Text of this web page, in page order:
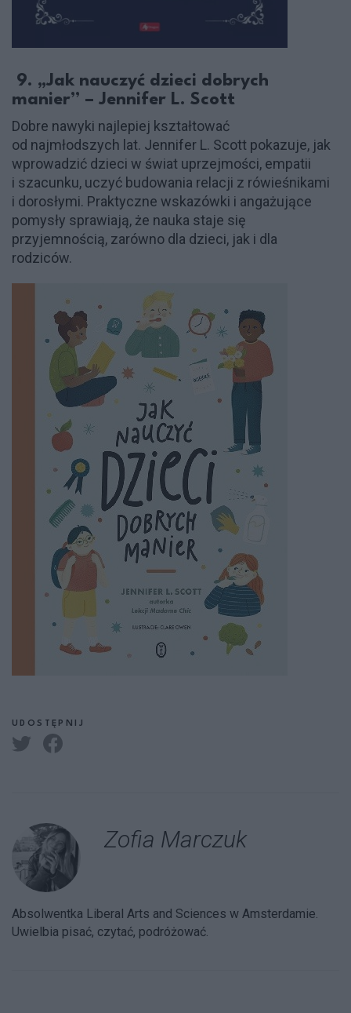
9. „Jak nauczyć dzieci dobrych
manier” – Jennifer L. Scott
Dobre nawyki najlepiej kształtować
od najmłodszych lat. Jennifer L. Scott pokazuje, jak
wprowadzić dzieci w świat uprzejmości, empatii
i szacunku, uczyć budowania relacji z rówieśnikami
i dorosłymi. Praktyczne wskazówki i angażujące
pomysły sprawiają, że nauka staje się
przyjemnością, zarówno dla dzieci, jak i dla
rodziców.
UDOSTĘPNIJ
Zofia Marczuk
Absolwentka Liberal Arts and Sciences w Amsterdamie.
Uwielbia pisać, czytać, podróżować.